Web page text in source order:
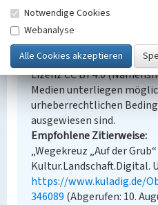
Empfohlene Zitierweise
Urheberrechtlicher
Der hier präsentierte
Lizenz CC BY 4.0
Medien unterliegen
urheberrechtlichen
ausgewiesen sind.
Empfohlene Zitierweise
„Wegekreuz „Auf der
Kultur.Landschaft.Digital.
https://www.kuladig.de/
346089 (Abgerufen: 10.
Notwendige Cookies
Webanalyse